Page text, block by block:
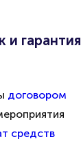
и гарантия
договором
средств